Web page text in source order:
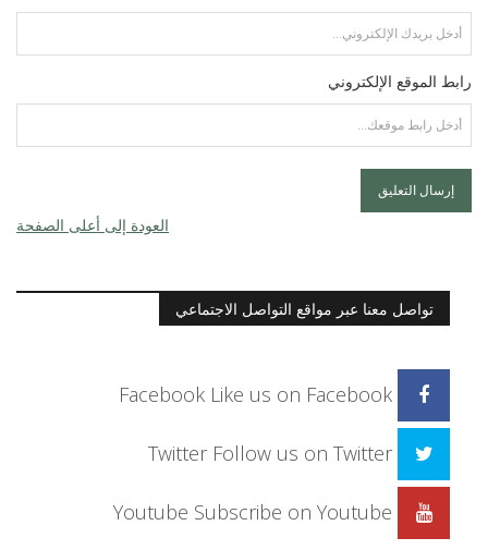
رابط الموقع الإلكتروني
العودة إلى أعلى الصفحة
تواصل معنا عبر مواقع التواصل الاجتماعي
Facebook Like us on Facebook
Twitter Follow us on Twitter
Youtube Subscribe on Youtube